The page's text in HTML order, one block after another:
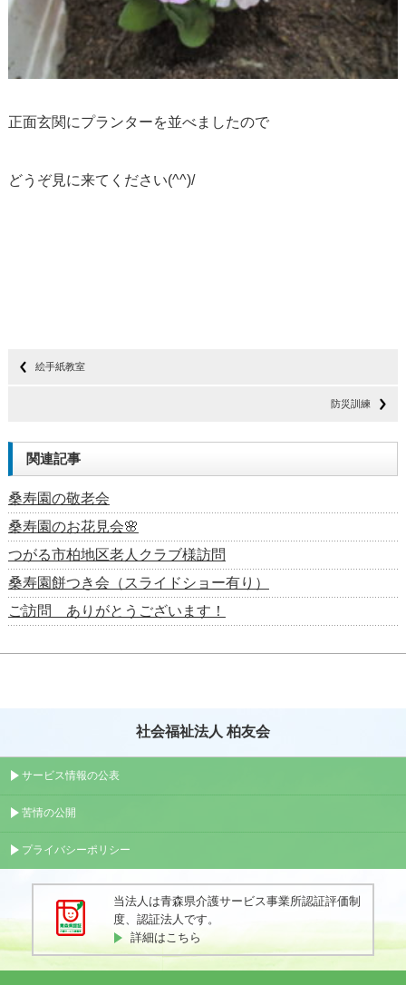
正面玄関にプランターを並べましたので
どうぞ見に来てください(^^)/
絵手紙教室
防災訓練
関連記事
桑寿園の敬老会
桑寿園のお花見会🌸
つがる市柏地区老人クラブ様訪問
桑寿園餅つき会（スライドショー有り）
ご訪問 ありがとうございます！
社会福祉法人 柏友会
サービス情報の公表
苦情の公開
プライバシーポリシー
当法人は青森県介護サービス事業所認証評価制
度、認証法人です。
詳細はこちら